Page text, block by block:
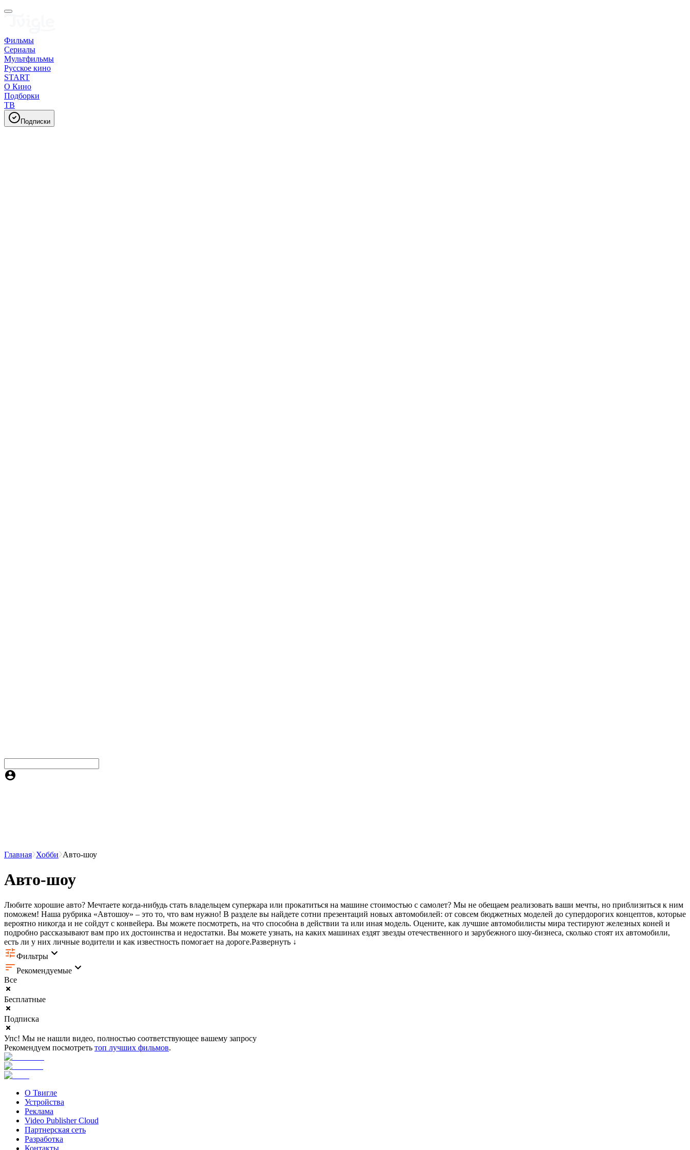
Фильмы
Сериалы
Мультфильмы
Русское кино
START
О Кино
Подборки
ТВ
Подписки
Главная Хобби Авто-шоу
Авто-шоу
Любите хорошие авто? Мечтаете когда-нибудь стать владельцем суперкара или прокатиться на машине стоимостью с самолет? Мы не обещаем реализовать ваши мечты, но приблизиться к ним
поможем! Наша рубрика «Автошоу» – это то, что вам нужно! В разделе вы найдете сотни презентаций новых автомобилей: от совсем бюджетных моделей до супердорогих концептов, которые
вероятно никогда и не сойдут с конвейера. Вы можете посмотреть, на что способна в действии та или иная модель. Оцените, как лучшие автомобилисты мира тестируют железных коней и
подробно рассказывают вам про их достоинства и недостатки. Вы можете узнать, на каких машинах ездят звезды отечественного и зарубежного шоу-бизнеса, сколько стоят их автомобили,
есть ли у них личные водители и как известность помогает на дороге.Развернуть ↓
Фильтры
Рекомендуемые
Все
Бесплатные
Подписка
Упс! Мы не нашли видео, полностью соответствующее вашему запросу
Рекомендуем посмотреть топ лучших фильмов.
О Твигле
Устройства
Реклама
Video Publisher Cloud
Партнерская сеть
Разработка
Контакты